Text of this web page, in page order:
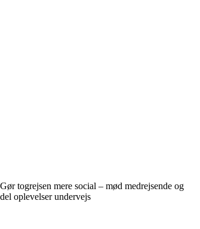
Gør togrejsen mere social – mød medrejsende og
del oplevelser undervejs